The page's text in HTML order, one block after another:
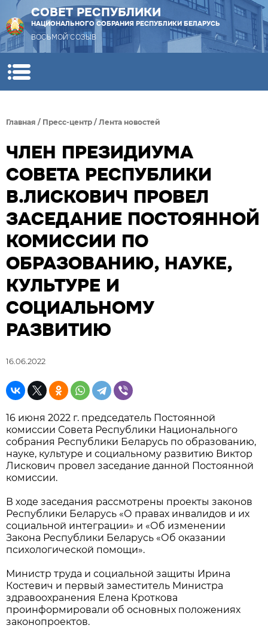
СОВЕТ РЕСПУБЛИКИ
НАЦИОНАЛЬНОГО СОБРАНИЯ РЕСПУБЛИКИ БЕЛАРУСЬ
ВОСЬМОЙ СОЗЫВ
Главная / Пресс-центр / Лента новостей
ЧЛЕН ПРЕЗИДИУМА
СОВЕТА РЕСПУБЛИКИ
В.ЛИСКОВИЧ ПРОВЕЛ
ЗАСЕДАНИЕ ПОСТОЯННОЙ
КОМИССИИ ПО
ОБРАЗОВАНИЮ, НАУКЕ,
КУЛЬТУРЕ И
СОЦИАЛЬНОМУ
РАЗВИТИЮ
16.06.2022
16 июня 2022 г. председатель Постоянной
комиссии Совета Республики Национального
собрания Республики Беларусь по образованию,
науке, культуре и социальному развитию Виктор
Лискович провел заседание данной Постоянной
комиссии.
В ходе заседания рассмотрены проекты законов
Республики Беларусь «О правах инвалидов и их
социальной интеграции» и «Об изменении
Закона Республики Беларусь «Об оказании
психологической помощи».
Министр труда и социальной защиты Ирина
Костевич и первый заместитель Министра
здравоохранения Елена Кроткова
проинформировали об основных положениях
законопроектов.